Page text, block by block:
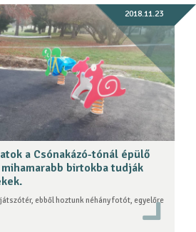
2018.11.23
a Csónakázó-tónál épülő
birtokba tudják
ebből hoztunk néhány fotót, egyelőre